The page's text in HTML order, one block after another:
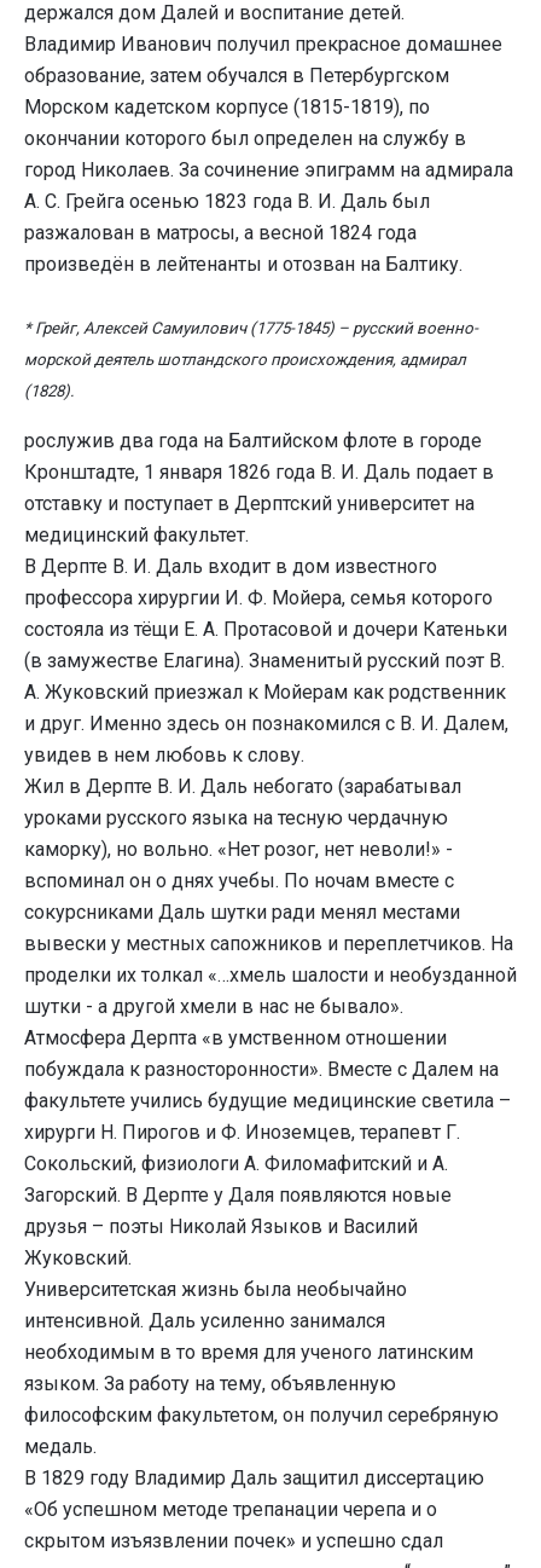
держался дом Далей и воспитание детей.
Владимир Иванович получил прекрасное домашнее
образование, затем обучался в Петербургском
Морском кадетском корпусе (1815-1819), по
окончании которого был определен на службу в
город Николаев. За сочинение эпиграмм на адмирала
А. С. Грейга осенью 1823 года В. И. Даль был
разжалован в матросы, а весной 1824 года
произведён в лейтенанты и отозван на Балтику.
* Грейг, Алексей Самуилович (1775-1845) – русский военно-
морской деятель шотландского происхождения, адмирал
(1828).
рослужив два года на Балтийском флоте в городе
Кронштадте, 1 января 1826 года В. И. Даль подает в
отставку и поступает в Дерптский университет на
медицинский факультет.
В Дерпте В. И. Даль входит в дом известного
профессора хирургии И. Ф. Мойера, семья которого
состояла из тёщи Е. А. Протасовой и дочери Катеньки
(в замужестве Елагина). Знаменитый русский поэт В.
А. Жуковский приезжал к Мойерам как родственник
и друг. Именно здесь он познакомился с В. И. Далем,
увидев в нем любовь к слову.
Жил в Дерпте В. И. Даль небогато (зарабатывал
уроками русского языка на тесную чердачную
каморку), но вольно. «Нет розог, нет неволи!» -
вспоминал он о днях учебы. По ночам вместе с
сокурсниками Даль шутки ради менял местами
вывески у местных сапожников и переплетчиков. На
проделки их толкал «…хмель шалости и необузданной
шутки - а другой хмели в нас не бывало».
Атмосфера Дерпта «в умственном отношении
побуждала к разносторонности». Вместе с Далем на
факультете учились будущие медицинские светила –
хирурги Н. Пирогов и Ф. Иноземцев, терапевт Г.
Сокольский, физиологи А. Филомафитский и А.
Загорский. В Дерпте у Даля появляются новые
друзья – поэты Николай Языков и Василий
Жуковский.
Университетская жизнь была необычайно
интенсивной. Даль усиленно занимался
необходимым в то время для ученого латинским
языком. За работу на тему, объявленную
философским факультетом, он получил серебряную
медаль.
В 1829 году Владимир Даль защитил диссертацию
«Об успешном методе трепанации черепа и о
скрытом изъязвлении почек» и успешно сдал